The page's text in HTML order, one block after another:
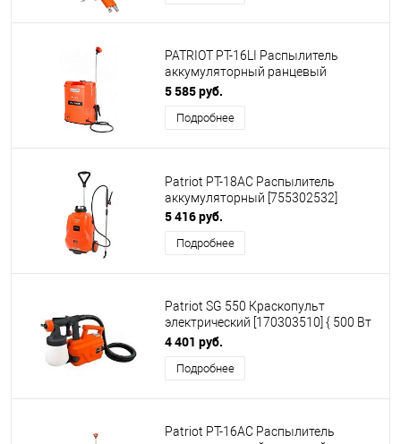
PATRIOT PT-16LI Распылитель
аккумуляторный ранцевый
[755302520]
5 585 руб.
Подробнее
Patriot PT-18AC Распылитель
аккумуляторный [755302532]
5 416 руб.
Подробнее
Patriot SG 550 Краскопульт
электрический [170303510] { 500 Вт
Вт, 850 мл/мин, 50 DIN/сек, 2 кг }
4 401 руб.
Подробнее
Patriot PT-16AC Распылитель